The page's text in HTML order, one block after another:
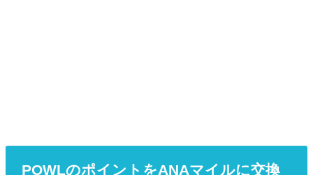
POWLのポイントをANAマイルに交換